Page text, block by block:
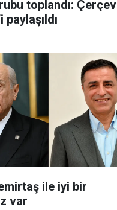
toplandı:
ile iyi bir
var